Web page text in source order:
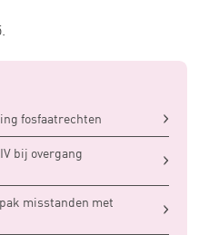
fosfaatrechten
bij overgang
misstanden met